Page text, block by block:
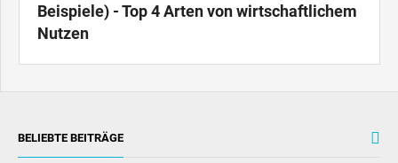
Beispiele) - Top 4 Arten von wirtschaftlichem
Nutzen
BELIEBTE BEITRÄGE